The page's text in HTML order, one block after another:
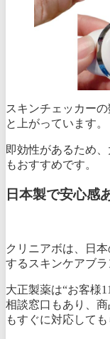
スキンチェッカー
と上がっています。
即効性があるため
もおすすめです。
日本製で安心感
クリニアボは、日
するスキンケアブラ
大正製薬は“お客様
相談窓口もあり、
もすぐに対応しても